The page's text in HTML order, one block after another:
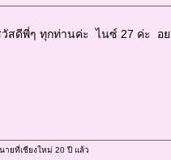
ทุกท่านค่ะ ไนซ์ 27 ค่ะ อยาก
ายที่เชียงใหม่ 20 ปี แล้ว